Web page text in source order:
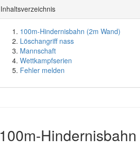
Inhaltsverzeichnis
100m-Hindernisbahn (2m Wand)
Löschangriff nass
Mannschaft
Wettkampfserien
Fehler melden
100m-